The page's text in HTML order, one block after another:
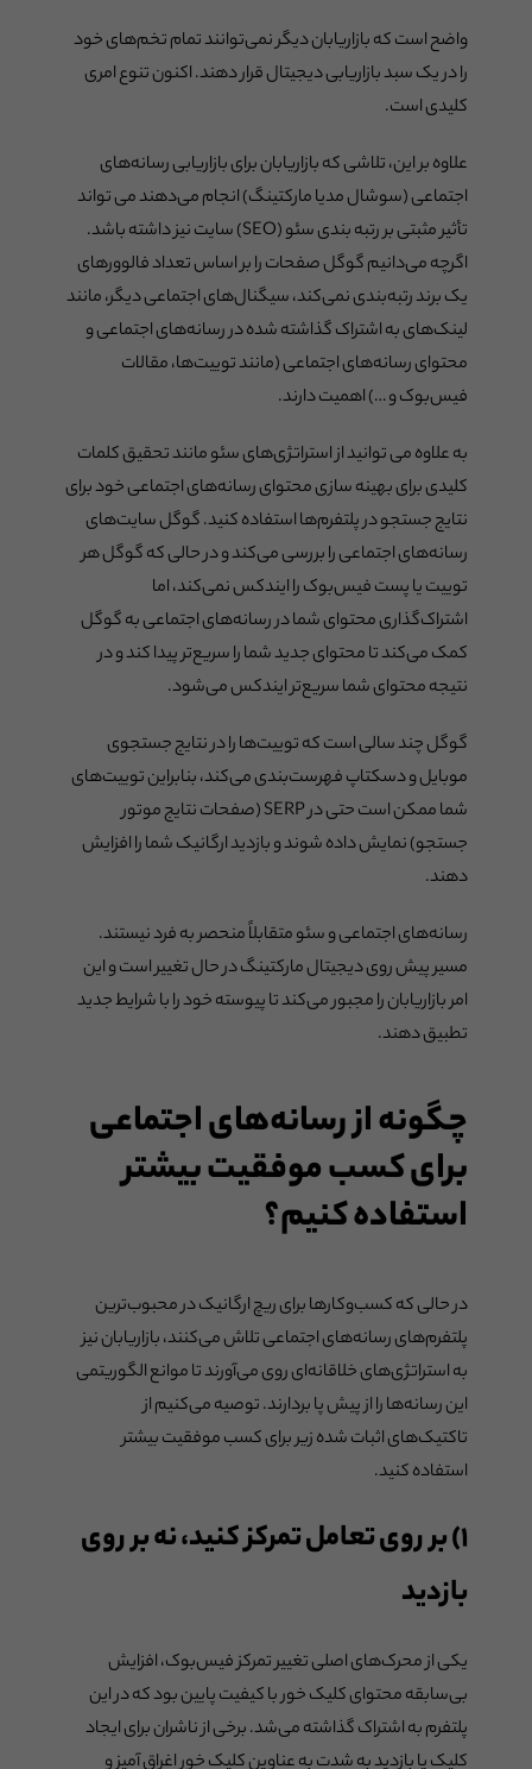
واضح است که بازاریابان دیگر نمی‌توانند تمام تخم‌های خود
را در یک سبد بازاریابی دیجیتال قرار دهند. اکنون تنوع امری
کلیدی است.
علاوه بر این، تلاشی که بازاریابان برای بازاریابی رسانه‌های
اجتماعی (سوشال مدیا مارکتینگ) انجام می‌دهند می تواند
تأثیر مثبتی بر رتبه بندی سئو (SEO) سایت نیز داشته باشد.
اگرچه می‌دانیم گوگل صفحات را بر اساس تعداد فالوورهای
یک برند رتبه‌بندی نمی‌کند، سیگنال‌های اجتماعی دیگر، مانند
لینک‌های به اشتراک گذاشته شده در رسانه‌های اجتماعی و
محتوای رسانه‌های اجتماعی (مانند توییت‌ها، مقالات
فیس‌بوک و …) اهمیت دارند.
به علاوه می توانید از استراتژی‌های سئو مانند تحقیق کلمات
کلیدی برای بهینه سازی محتوای رسانه‌های اجتماعی خود برای
نتایج جستجو در پلتفرم‌ها استفاده کنید. گوگل سایت‌های
رسانه‌های اجتماعی را بررسی می‌کند و در حالی که گوگل هر
توییت یا پست فیس‌بوک را ایندکس نمی‌کند، اما
اشتراک‌گذاری محتوای شما در رسانه‌های اجتماعی به گوگل
کمک می‌کند تا محتوای جدید شما را سریع‌تر پیدا کند و در
نتیجه محتوای شما سریع‌تر ایندکس می‌شود.
گوگل چند سالی است که توییت‌ها را در نتایج جستجوی
موبایل و دسکتاپ فهرست‌بندی می‌کند، بنابراین توییت‌های
شما ممکن است حتی در SERP (صفحات نتایج موتور
جستجو) نمایش داده شوند و بازدید ارگانیک شما را افزایش
دهند.
رسانه‌های اجتماعی و سئو متقابلاً منحصر به فرد نیستند.
مسیر پیش روی دیجیتال مارکتینگ در حال تغییر است و این
امر بازاریابان را مجبور می‌کند تا پیوسته خود را با شرایط جدید
تطبیق دهند.
چگونه از رسانه‌های اجتماعی
برای کسب موفقیت بیشتر
استفاده کنیم؟
در حالی که کسب‌وکارها برای ریچ ارگانیک در محبوب‌ترین
پلتفرم‌های رسانه‌های اجتماعی تلاش می‌کنند، بازاریابان نیز
به استراتژی‌های خلاقانه‌ای روی می‌آورند تا موانع الگوریتمی
این رسانه‌ها را از پیش پا بردارند. توصیه می‌کنیم از
تاکتیک‌های اثبات شده زیر برای کسب موفقیت بیشتر
استفاده کنید.
۱) بر روی تعامل تمرکز کنید، نه بر روی
بازدید
یکی از محرک‌های اصلی تغییر تمرکز فیس‌بوک، افزایش
بی‌سابقه محتوای کلیک خور با کیفیت پایین بود که در این
پلتفرم به اشتراک گذاشته می‌شد. برخی از ناشران برای ایجاد
کلیک یا بازدید به شدت به عناوین کلیک خور اغراق آمیز و